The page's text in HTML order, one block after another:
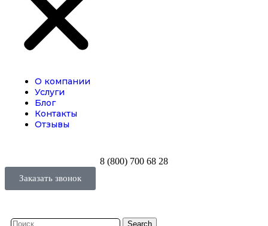
О компании
Услуги
Блог
Контакты
Отзывы
8 (800) 700 68 28
Заказать звонок
Search